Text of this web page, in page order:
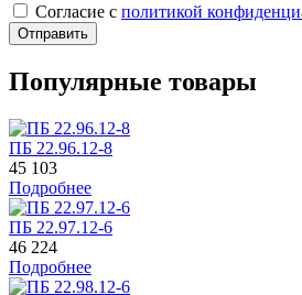
Cогласие с политикой
Отправить
Популярные товары
ПБ 22.96.12-8
45 103
Подробнее
ПБ 22.97.12-6
46 224
Подробнее